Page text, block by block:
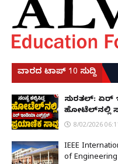
ವಾರದ ಟಾಪ್ 10 ಸುದ್ದಿ
ಸುರತ್ಕಲ್: ಏರ್
ಹೋಟೆಲ್‌ನಲ್ಲಿ
8/02/2026
IEEE
of